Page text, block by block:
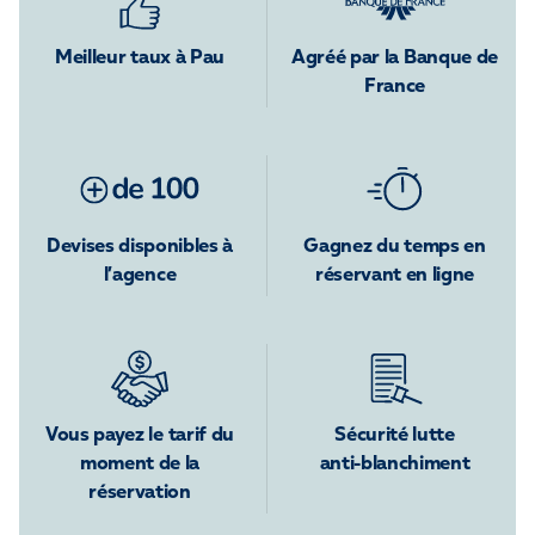
Meilleur taux à Pau
Agréé par la Banque de
France
Devises disponibles à
l’agence
Gagnez du temps en
réservant en ligne
Vous payez le tarif du
moment de la
réservation
Sécurité lutte
anti-blanchiment